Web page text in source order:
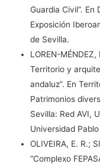
Guardia Civil”.
Exposición
de Sevilla.
LOREN-
Territorio y
andaluz”. En
Patrimonios
Sevilla: Red AVI,
Universidad
OLIVEIRA, E. R.;
“Complexo